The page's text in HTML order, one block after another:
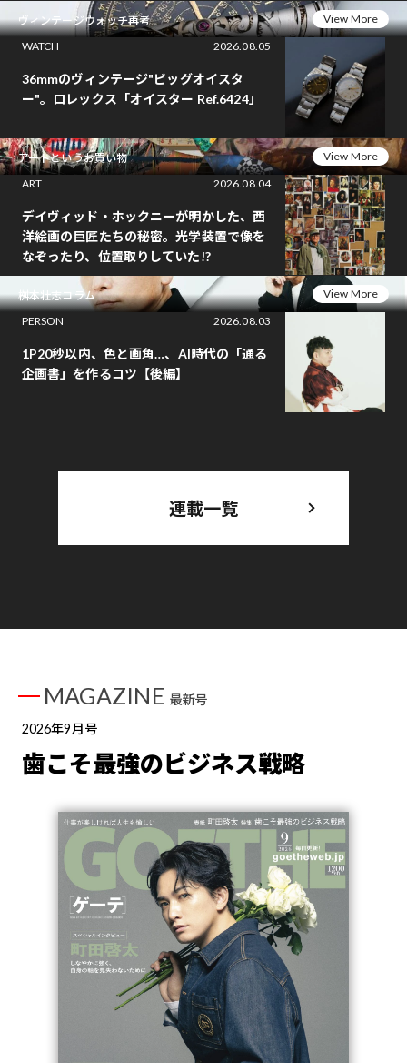
ヴィンテージウォッチ再考
View More
WATCH
2026.08.05
36mmのヴィンテージ"ビッグオイスタ
ー"。ロレックス「オイスター Ref.6424」
アートというお買い物
View More
ART
2026.08.04
デイヴィッド・ホックニーが明かした、西
洋絵画の巨匠たちの秘密。光学装置で像を
なぞったり、位置取りしていた!?
桝本壮志コラム
View More
PERSON
2026.08.03
1P20秒以内、色と画角…、AI時代の「通る
企画書」を作るコツ【後編】
連載一覧
MAGAZINE 最新号
2026年9月号
歯こそ最強のビジネス戦略